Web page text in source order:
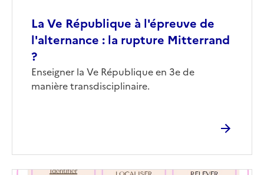
La Ve République à l'épreuve de
l'alternance : la rupture Mitterrand
?
Corps
Enseigner la Ve République en 3e de
manière transdisciplinaire.